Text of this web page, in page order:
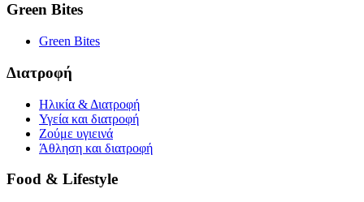
Green Bites
Green Bites
Διατροφή
Ηλικία & Διατροφή
Υγεία και διατροφή
Ζούμε υγιεινά
Άθληση και διατροφή
Food & Lifestyle